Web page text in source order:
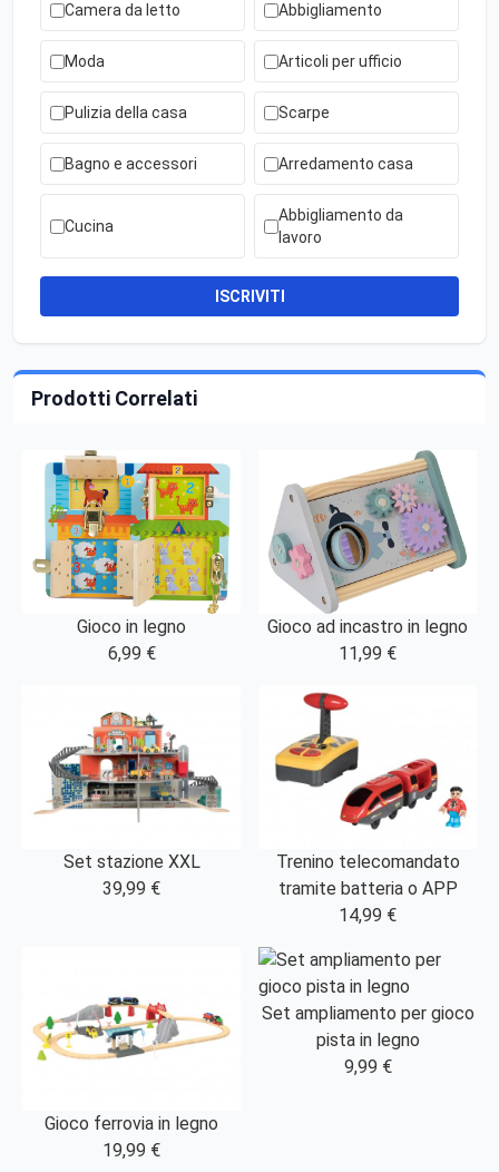
Camera da letto Abbigliamento
Moda Articoli per ufficio
Pulizia della casa Scarpe
Bagno e accessori Arredamento casa
Cucina
Abbigliamento da
lavoro
ISCRIVITI
Prodotti Correlati
Gioco in legno
6,99 €
Gioco ad incastro in legno
11,99 €
Set stazione XXL
39,99 €
Trenino telecomandato
tramite batteria o APP
14,99 €
Gioco ferrovia in legno
19,99 €
Set ampliamento per gioco
pista in legno
9,99 €